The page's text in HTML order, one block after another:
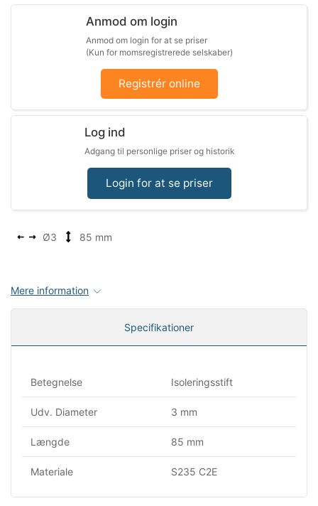
Anmod om login
Anmod om login for at se priser
(Kun for momsregistrerede selskaber)
Registrér online
Log ind
Adgang til personlige priser og historik
Login for at se priser
Ø3 85 mm
Mere information
Specifikationer
Betegnelse Isoleringsstift
Udv. Diameter 3 mm
Længde 85 mm
Materiale S235 C2E